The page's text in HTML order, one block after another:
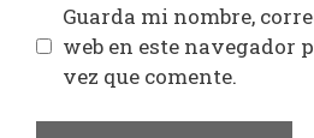
Guarda mi nombre,
web en este navegador
vez que comente.